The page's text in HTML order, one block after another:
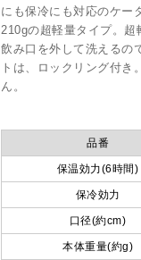
にも保冷にも対応のケー
210gの超軽量タイプ。超
飲み口を外して洗えるの
トは、ロックリング付き
ん。
品番
保温効力(6時間)
保冷効力
口径(約cm)
本体重量(約g)